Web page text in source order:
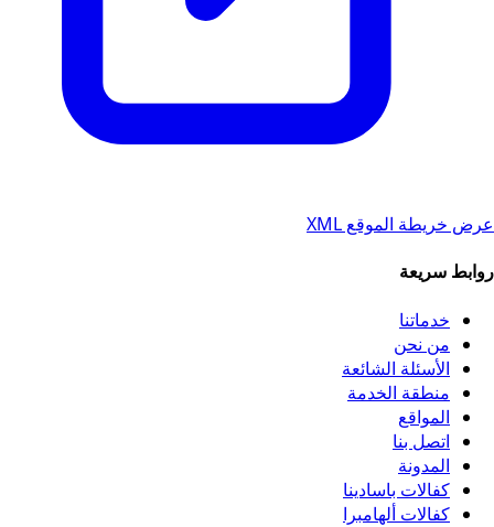
عرض خريطة الموقع XML
روابط سريعة
خدماتنا
من نحن
الأسئلة الشائعة
منطقة الخدمة
المواقع
اتصل بنا
المدونة
كفالات باسادينا
كفالات ألهامبرا